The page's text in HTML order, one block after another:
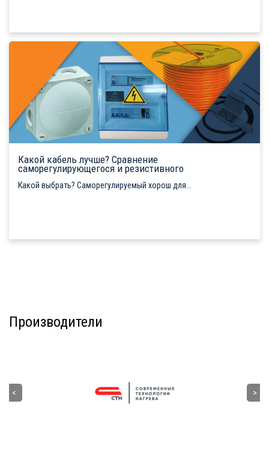
Какой кабель лучше? Сравнение
саморегулирующегося и резистивного
Какой выбрать? Саморегулируемый хорош для...
Производители